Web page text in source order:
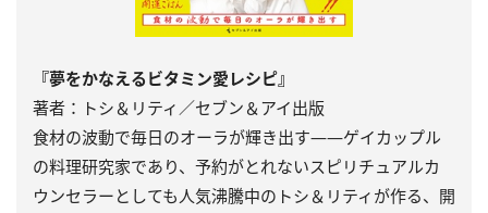
『夢をかなえるビタミン愛レシピ』
著者：トシ＆リティ／セブン＆アイ出版
食材の波動で毎日のオーラが輝き出す――ゲイカップル
の料理研究家であり、予約がとれないスピリチュアルカ
ウンセラーとしても人気沸騰中のトシ＆リティが作る、開